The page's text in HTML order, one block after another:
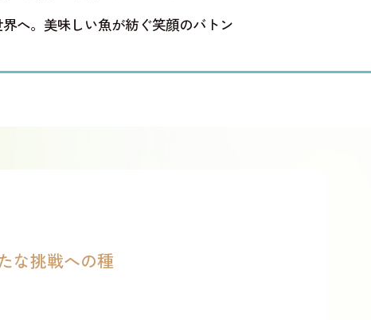
へ。美味しい魚が紡ぐ笑顔のバトン
な挑戦への種